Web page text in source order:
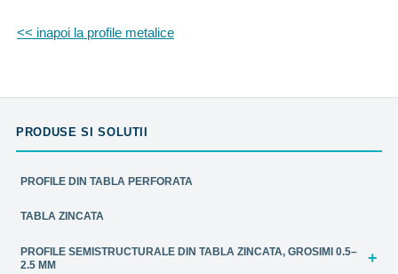
<< inapoi la profile metalice
PRODUSE SI SOLUTII
PROFILE DIN TABLA PERFORATA
TABLA ZINCATA
PROFILE SEMISTRUCTURALE DIN TABLA ZINCATA, GROSIMI 0.5–
2.5 MM